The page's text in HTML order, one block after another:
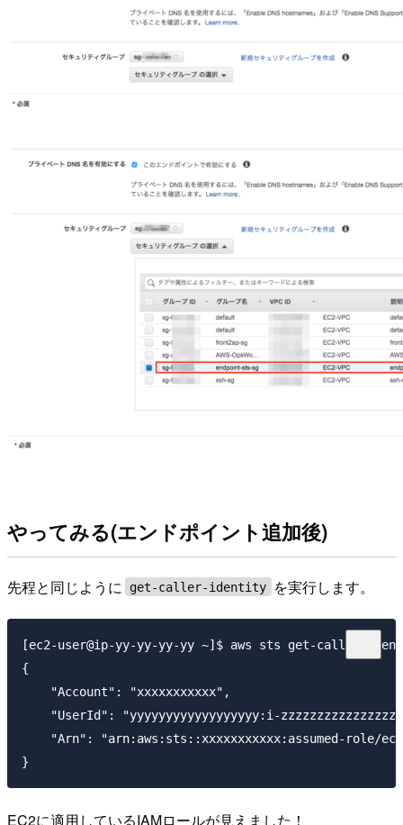
やってみる(エンドポイント追加後)
先程と同じように get-caller-identity を実行します。
[ec2-user@ip-yy-yy-yy-yy ~]$ aws sts get-caller-
{
    "Account": "xxxxxxxxxxx",
"UserId": "yyyyyyyyyyyyyyyyyy:i-
"Arn": "arn:aws:sts::xxxxxxxxxxx:assumed-role/
EC2に適用しているIAMロールが見えました！